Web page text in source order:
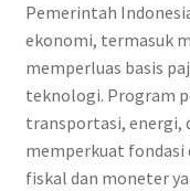
Pemerintah
ekonomi, termasuk
memperluas basis
teknologi. Program
transportasi, energi,
memperkuat fondasi
fiskal dan moneter